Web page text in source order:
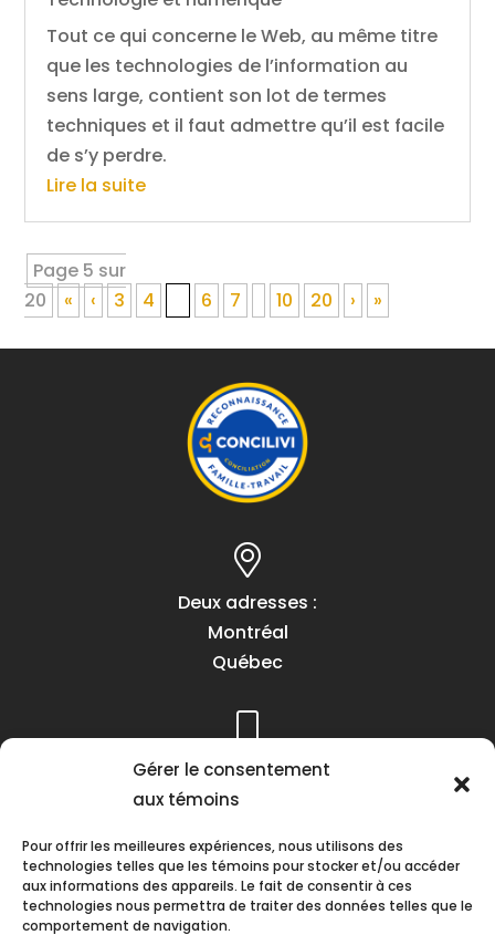
Gérer le consentement
aux témoins
Pour offrir les meilleures expériences, nous utilisons des
technologies telles que les témoins pour stocker et/ou accéder
aux informations des appareils. Le fait de consentir à ces
technologies nous permettra de traiter des données telles que le
comportement de navigation.
Tout ce qui concerne le Web, au même titre
que les technologies de l’information au
sens large, contient son lot de termes
techniques et il faut admettre qu’il est facile
de s’y perdre.
Lire la suite
Page 5 sur
20
« ‹ 3 4 6 7 10 20 › »
Deux adresses :
Montréal
Québec
Téléphone :
(418) 622-1001